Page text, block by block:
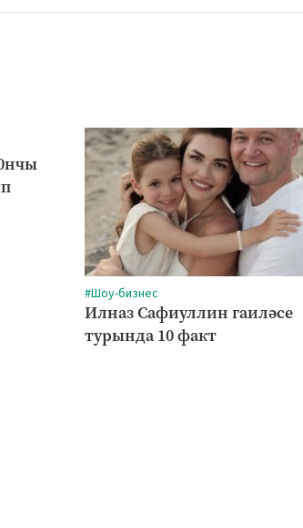
#Шоу-бизнес
Илназ Сафиуллин гаиләсе
турында 10 факт